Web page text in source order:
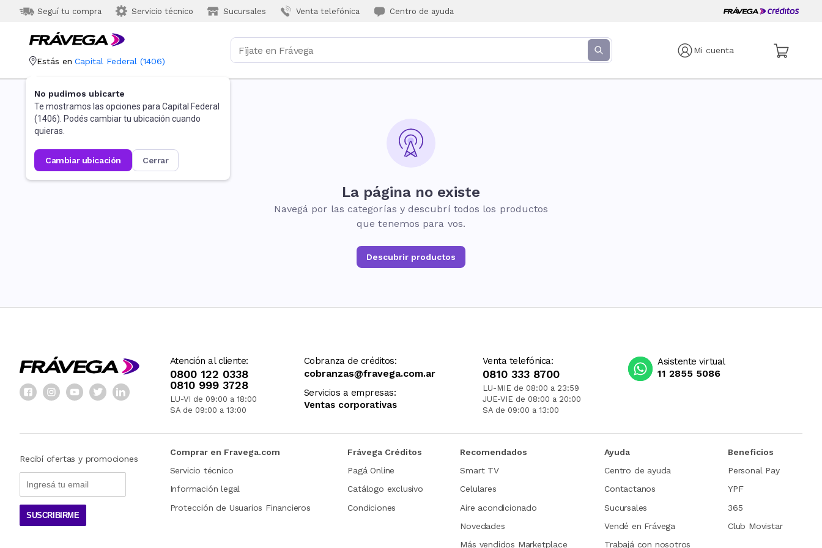
Seguí tu compra Servicio técnico Sucursales Venta telefónica Centro de ayuda
Mi cuenta
Estás en Capital Federal (1406)
No pudimos ubicarte
Te mostramos las opciones para Capital Federal
(1406). Podés cambiar tu ubicación cuando
quieras.
cambiar ubicación cerrar
La página no existe
Navegá por las categorías y descubrí todos los productos
que tenemos para vos.
Descubrir productos
Atención al cliente:
0800 122 0338
0810 999 3728
LU-VI de 09:00 a 18:00
SA de 09:00 a 13:00
Cobranza de créditos:
cobranzas@fravega.com.ar
Servicios a empresas:
Ventas corporativas
Venta telefónica:
0810 333 8700
LU-MIE de 08:00 a 23:59
JUE-VIE de 08:00 a 20:00
SA de 09:00 a 13:00
Asistente virtual
11 2855 5086
Recibí ofertas y promociones
SUSCRIBIRME
Comprar en Fravega.com
Servicio técnico
Información legal
Protección de Usuarios Financieros
Frávega Créditos
Pagá Online
Catálogo exclusivo
Condiciones
Recomendados
Smart TV
Celulares
Aire acondicionado
Novedades
Más vendidos Marketplace
Ayuda
Centro de ayuda
Contactanos
Sucursales
Vendé en Frávega
Trabajá con nosotros
Beneficios
Personal Pay
YPF
365
Club Movistar